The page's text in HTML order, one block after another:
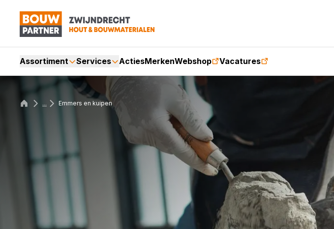
Assortiment Services ActiesMerkenWebshop Vacatures
... Emmers en kuipen